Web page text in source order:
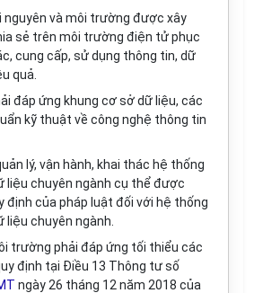
nguyên và môi trường được xây
sẻ trên môi trường điện tử phục
cung cấp, sử dụng thông tin, dữ
quả.
đáp ứng khung cơ sở dữ liệu, các
kỹ thuật về công nghệ thông tin
lý, vận hành, khai thác hệ thống
liệu chuyên ngành cụ thể được
định của pháp luật đối với hệ thống
chuyên ngành.
trường phải đáp ứng tối thiểu các
định tại Điều 13 Thông tư số
ngày 26 tháng 12 năm 2018 của